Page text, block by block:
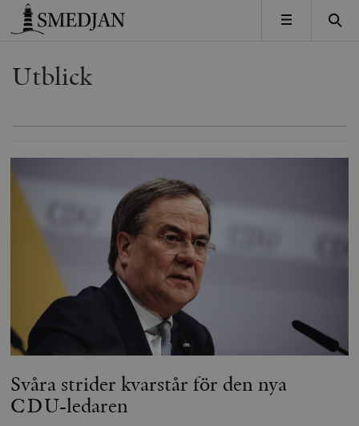
Timbro
MENY
Utblick
Svåra strider kvarstår för den nya
CDU-ledaren